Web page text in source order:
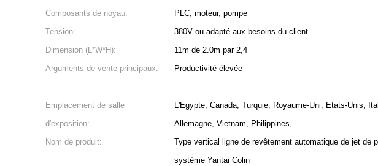
Composants de noyau: PLC, moteur, pompe
Tension:
380V ou adapté aux besoins du client
Dimension (L*W*H):
11m de 2.0m par 2,4
Arguments de vente principaux:
Productivité élevée
Emplacement de salle
d'exposition:
L'Egypte, Canada, Turquie, Royaume-Uni, Etats-Unis,
Allemagne, Vietnam, Philippines,
Nom de produit:
Type vertical ligne de revêtement automatique de jet de
système Yantai Colin